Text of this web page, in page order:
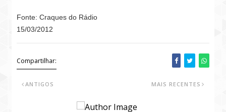
Fonte: Craques do Rádio
15/03/2012
Compartilhar:
MAIS RECENTES
ANTIGOS